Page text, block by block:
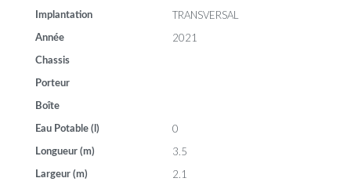
Implantation TRANSVERSAL
Année 2021
Chassis
Porteur
Boîte
Eau Potable (l) 0
Longueur (m) 3.5
Largeur (m) 2.1